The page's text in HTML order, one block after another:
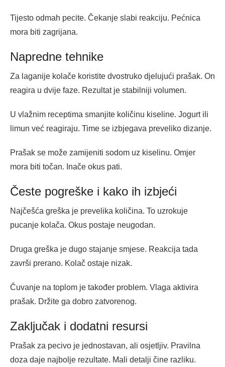
Tijesto odmah pecite. Čekanje slabi reakciju. Pećnica
mora biti zagrijana.
Napredne tehnike
Za laganije kolače koristite dvostruko djelujući prašak. On
reagira u dvije faze. Rezultat je stabilniji volumen.
U vlažnim receptima smanjite količinu kiseline. Jogurt ili
limun već reagiraju. Time se izbjegava preveliko dizanje.
Prašak se može zamijeniti sodom uz kiselinu. Omjer
mora biti točan. Inače okus pati.
Česte pogreške i kako ih izbjeći
Najčešća greška je prevelika količina. To uzrokuje
pucanje kolača. Okus postaje neugodan.
Druga greška je dugo stajanje smjese. Reakcija tada
završi prerano. Kolač ostaje nizak.
Čuvanje na toplom je također problem. Vlaga aktivira
prašak. Držite ga dobro zatvorenog.
Zaključak i dodatni resursi
Prašak za pecivo je jednostavan, ali osjetljiv. Pravilna
doza daje najbolje rezultate. Mali detalji čine razliku.